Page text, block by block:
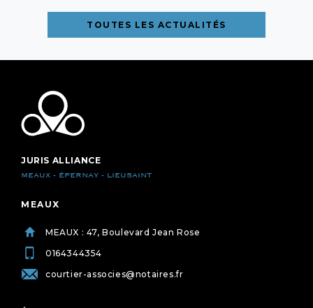
TOUTES LES ACTUALITÉS
JURIS ALLIANCE
MEAUX - ÉPERNAY - LIEUSAINT
MEAUX
MEAUX : 47, Boulevard Jean Rose
0164344354
courtier-associes@notaires.fr